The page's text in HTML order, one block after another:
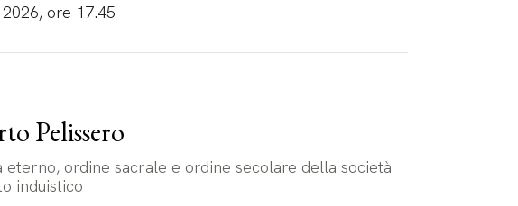
ore 17.45
Pelissero
eterno, ordine sacrale e ordine secolare della società
induistico